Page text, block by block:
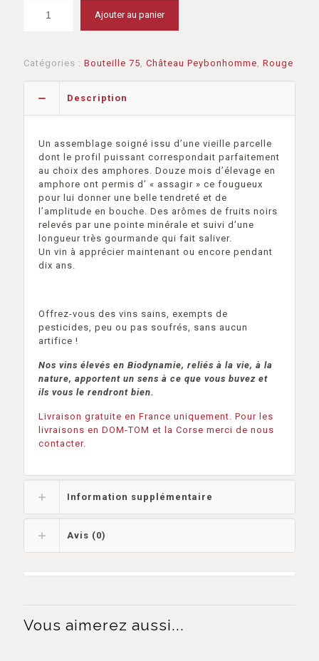
Ajouter au panier
Catégories : Bouteille 75, Château Peybonhomme, Rouge
Description
Un assemblage soigné issu d’une vieille parcelle
dont le profil puissant correspondait parfaitement
au choix des amphores. Douze mois d’élevage en
amphore ont permis d’ « assagir » ce fougueux
pour lui donner une belle tendreté et de
l’amplitude en bouche. Des arômes de fruits noirs
relevés par une pointe minérale et suivi d’une
longueur très gourmande qui fait saliver.
Un vin à apprécier maintenant ou encore pendant
dix ans.
Offrez-vous des vins sains, exempts de
pesticides, peu ou pas soufrés, sans aucun
artifice !
Nos vins élevés en Biodynamie, reliés à la vie, à la
nature, apportent un sens à ce que vous buvez et
ils vous le rendront bien.
Livraison gratuite en France uniquement. Pour les
livraisons en DOM-TOM et la Corse merci de nous
contacter.
Information supplémentaire
Avis (0)
Vous aimerez aussi...